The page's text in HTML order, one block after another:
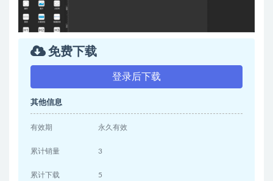
免费下载
登录后下载
其他信息
有效期 永久有效
累计销量 3
累计下载 5